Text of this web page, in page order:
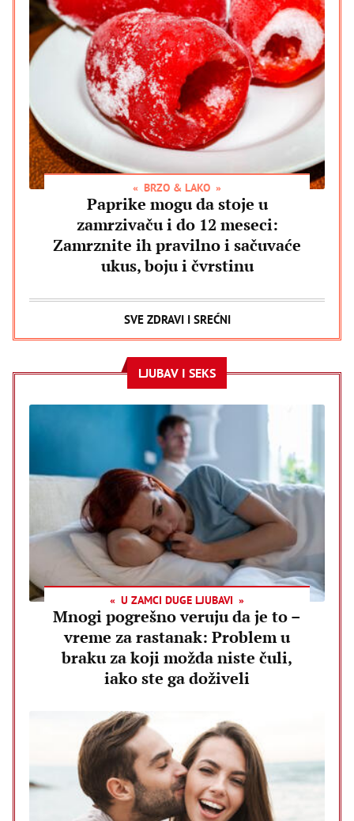
BRZO & LAKO
Paprike mogu da stoje u
zamrzivaču i do 12 meseci:
Zamrznite ih pravilno i sačuvaće
ukus, boju i čvrstinu
SVE ZDRAVI I SREĆNI
LJUBAV I SEKS
U ZAMCI DUGE LJUBAVI
Mnogi pogrešno veruju da je to –
vreme za rastanak: Problem u
braku za koji možda niste čuli,
iako ste ga doživeli